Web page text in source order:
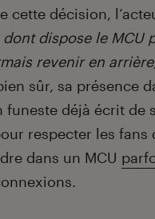
cette décision,
dispose le MCU
revenir en
sûr, sa présence
funeste déjà écrit de
respecter les fans
dans un MCU